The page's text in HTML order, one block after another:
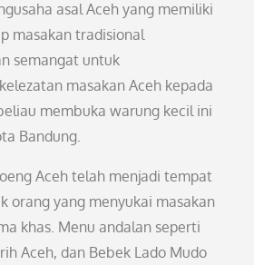
asal Aceh yang memiliki
masakan tradisional
semangat untuk
masakan Aceh kepada
membuka warung kecil ini
Bandung.
Aceh telah menjadi tempat
orang yang menyukai masakan
khas. Menu andalan seperti
Aceh, dan Bebek Lado Mudo